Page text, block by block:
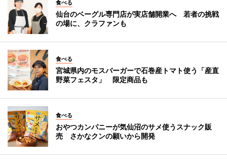
食べる
仙台のベーグル専門店が実店舗開業へ 若者の挑戦
の場に、クラファンも
食べる
宮城県内のモスバーガーで石巻産トマト使う「産直
野菜フェスタ」 限定商品も
食べる
おやつカンパニーが気仙沼のサメ使うスナック販
売 さかなクンの願いから開発